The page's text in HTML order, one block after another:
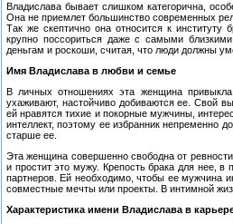
Владислава бывает слишком категорична,
Она не приемлет большинство современных
Так же скептично она относится к
крупно поссориться даже с самыми
деньгам и роскоши, считая, что люди должны
Имя Владислава в любви и семье
В личных отношениях эта женщина
ухаживают, настойчиво добиваются ее. Свой
ей нравятся тихие и покорные мужчины,
интеллект, поэтому ее избранник непременно
старше ее.
Эта женщина совершенно свободна от
и простит это мужу. Крепость брака для нее, в
партнеров. Ей необходимо, чтобы ее мужчина
совместные мечты или проекты. В интимной
Характеристика имени Владислава в